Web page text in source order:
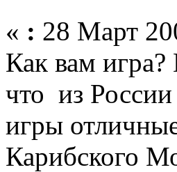
« : 28 Март
Как вам игра?
что из
игры
Карибского